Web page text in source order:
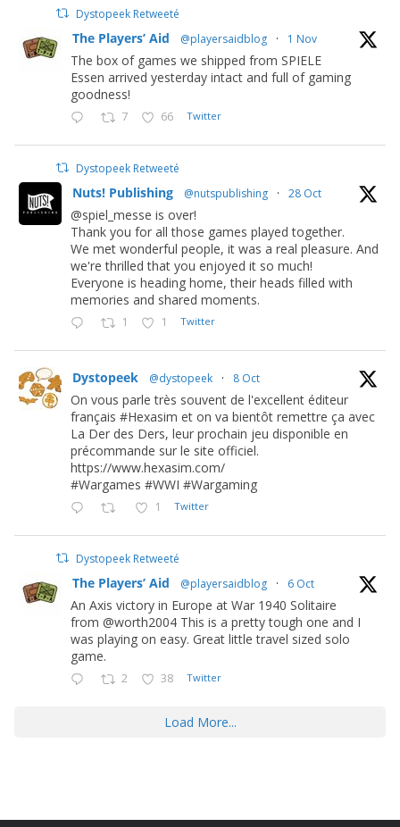
Dystopeek Retweeté
The Players’ Aid @playersaidblog · 1 Nov
The box of games we shipped from SPIELE
Essen arrived yesterday intact and full of gaming
goodness!
7 66 Twitter
Dystopeek Retweeté
Nuts! Publishing @nutspublishing · 28 Oct
@spiel_messe is over!
Thank you for all those games played together.
We met wonderful people, it was a real pleasure. And
we're thrilled that you enjoyed it so much!
Everyone is heading home, their heads filled with
memories and shared moments.
1 1 Twitter
Dystopeek @dystopeek · 8 Oct
On vous parle très souvent de l'excellent éditeur
français #Hexasim et on va bientôt remettre ça avec
La Der des Ders, leur prochain jeu disponible en
précommande sur le site officiel.
https://www.hexasim.com/
#Wargames #WWI #Wargaming
1 Twitter
Dystopeek Retweeté
The Players’ Aid @playersaidblog · 6 Oct
An Axis victory in Europe at War 1940 Solitaire
from @worth2004 This is a pretty tough one and I
was playing on easy. Great little travel sized solo
game.
2 38 Twitter
Load More...